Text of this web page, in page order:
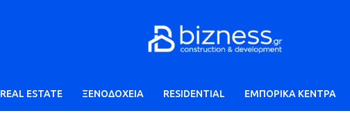
REAL ESTATE ΞΕΝΟΔΟΧΕΙΑ RESIDENTIAL ΕΜΠΟΡΙΚΑ ΚΕΝΤΡΑ